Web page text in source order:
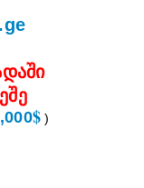
$ )